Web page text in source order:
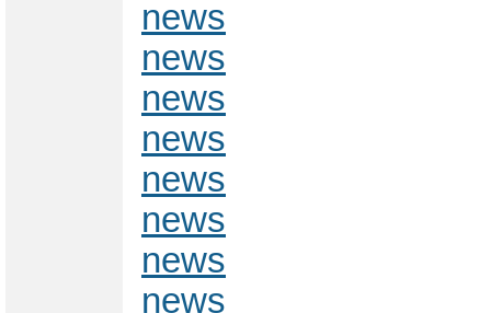
news
news
news
news
news
news
news
news